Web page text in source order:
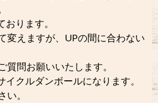
ります。
変えますが、UPの間に合わない
問お願いいたします。
クルダンボールになります。
い。